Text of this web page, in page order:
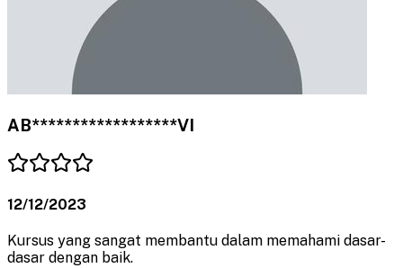
AB******************VI
12/12/2023
Kursus yang sangat membantu dalam memahami dasar-
dasar dengan baik.